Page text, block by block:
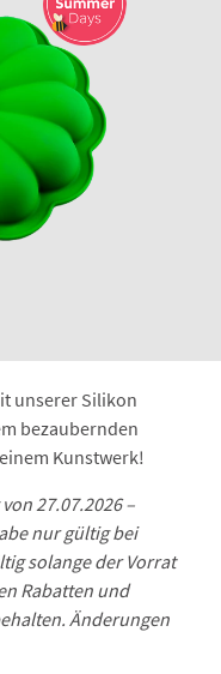
unserer Silikon
bezaubernden
Kunstwerk!
27.07.2026 –
nur gültig bei
solange der Vorrat
Rabatten und
Änderungen